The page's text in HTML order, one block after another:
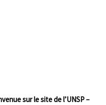
sur le site de l’UNSP –